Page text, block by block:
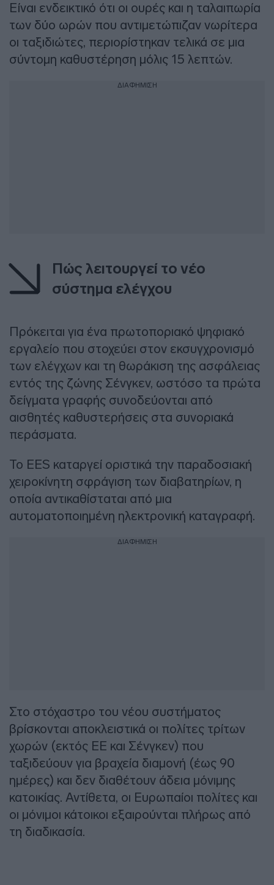
Είναι ενδεικτικό ότι οι ουρές και η ταλαιπωρία
των δύο ωρών που αντιμετώπιζαν νωρίτερα
οι ταξιδιώτες, περιορίστηκαν τελικά σε μια
σύντομη καθυστέρηση μόλις 15 λεπτών.
ΔΙΑΦΗΜΙΣΗ
Πώς λειτουργεί το νέο
σύστημα ελέγχου
Πρόκειται για ένα πρωτοποριακό ψηφιακό
εργαλείο που στοχεύει στον εκσυγχρονισμό
των ελέγχων και τη θωράκιση της ασφάλειας
εντός της ζώνης Σένγκεν, ωστόσο τα πρώτα
δείγματα γραφής συνοδεύονται από
αισθητές καθυστερήσεις στα συνοριακά
περάσματα.
Το EES καταργεί οριστικά την παραδοσιακή
χειροκίνητη σφράγιση των διαβατηρίων, η
οποία αντικαθίσταται από μια
αυτοματοποιημένη ηλεκτρονική καταγραφή.
ΔΙΑΦΗΜΙΣΗ
Στο στόχαστρο του νέου συστήματος
βρίσκονται αποκλειστικά οι πολίτες τρίτων
χωρών (εκτός ΕΕ και Σένγκεν) που
ταξιδεύουν για βραχεία διαμονή (έως 90
ημέρες) και δεν διαθέτουν άδεια μόνιμης
κατοικίας. Αντίθετα, οι Ευρωπαίοι πολίτες και
οι μόνιμοι κάτοικοι εξαιρούνται πλήρως από
τη διαδικασία.